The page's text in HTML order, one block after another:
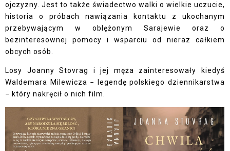
ojczyzny. Jest to także świadectwo walki o wielkie uczucie,
historia o próbach nawiązania kontaktu z ukochanym
przebywającym w oblężonym Sarajewie oraz o
bezinteresownej pomocy i wsparciu od nieraz całkiem
obcych osób.
Losy Joanny Stovrag i jej męża zainteresowały kiedyś
Waldemara Milewicza − legendę polskiego dziennikarstwa
− który nakręcił o nich film.